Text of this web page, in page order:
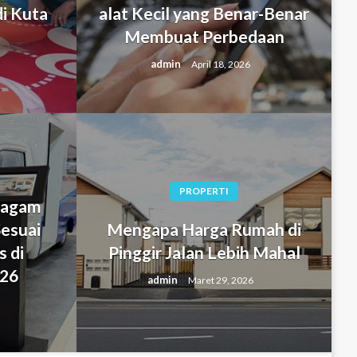
untuk Bepergian ke
Kecil yang Benar-Benar
Kuta
alat Kecil yang Benar-Benar
Membuat Perbedaan
admin April 18, 2026
di
PROPERTI
Mengapa Harga Rumah di
Pinggir Jalan Lebih Mahal
admin Maret 29, 2026